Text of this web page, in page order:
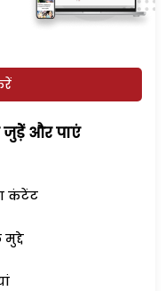
जुड़ेें और पाएं
कंटेंट